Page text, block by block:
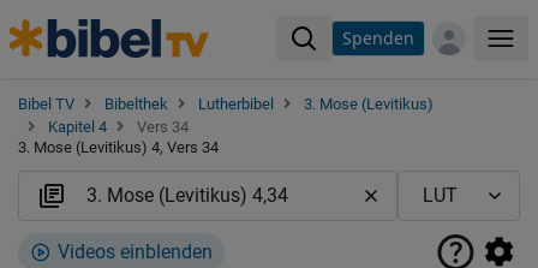
Spenden
Bibel TV Bibelthek Lutherbibel
3. Mose (Levitikus)
Kapitel 4
Vers 34
3. Mose (Levitikus) 4, Vers 34
Videos einblenden